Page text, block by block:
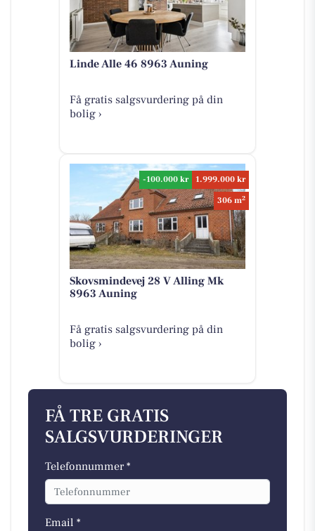
Linde Alle 46 8963 Auning
Få gratis salgsvurdering på din
bolig ›
-100.000 kr
1.999.000 kr
306 m2
Skovsmindevej 28 V Alling Mk
8963 Auning
Få gratis salgsvurdering på din
bolig ›
FÅ TRE GRATIS
SALGSVURDERINGER
Telefonnummer *
Email *